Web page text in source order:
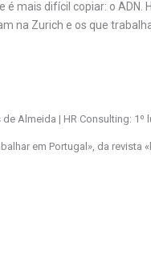
é mais difícil copiar: o
na Zurich e os que
Almeida | HR Consulting:
em Portugal», da revista